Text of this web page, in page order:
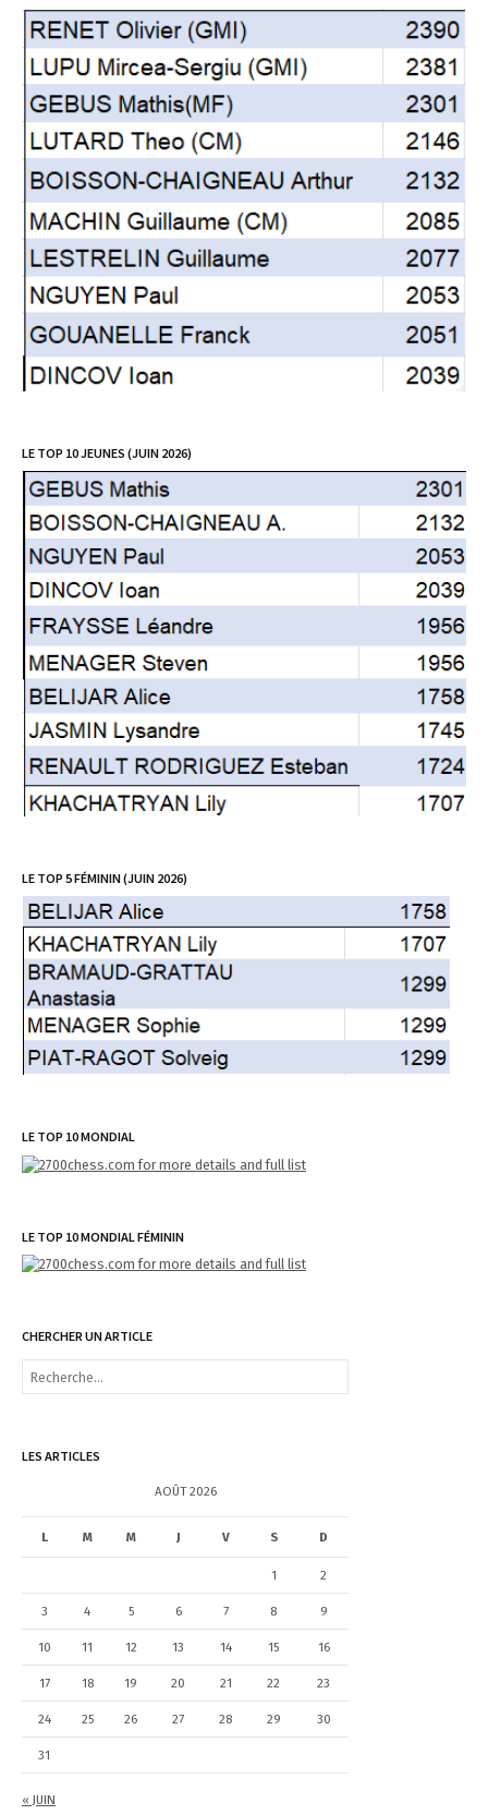
LE TOP 10 JEUNES (JUIN 2026)
LE TOP 5 FÉMININ (JUIN 2026)
LE TOP 10 MONDIAL
LE TOP 10 MONDIAL FÉMININ
CHERCHER UN ARTICLE
R
r
e
LES ARTICLES
AOÛT 2026
L M M J V S D
« JUIN
1 2
3 4 5 6 7 8 9
10 11 12 13 14 15 16
17 18 19 20 21 22 23
24 25 26 27 28 29 30
31